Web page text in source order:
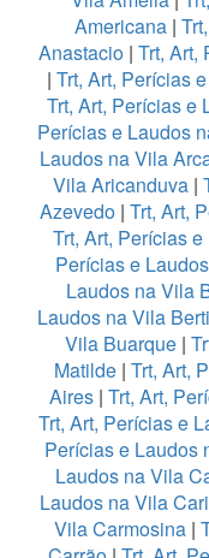
Americana|
Anastacio | Trt, Art,
| Trt, Art, Perícias
Trt, Art, Perícias e
Perícias e Laudos
Laudos na Vila
Vila Aricanduva|
Azevedo| Trt, Art,
Trt, Art, Perícias
Perícias e
Laudos na Vila
Laudos na Vila
Vila Buarque|
Matilde| Trt, Art,
Aires | Trt, Art,
Trt, Art, Perícias e
Perícias e Laudos
Laudos na Vila
Laudos na Vila
Vila Carmosina |